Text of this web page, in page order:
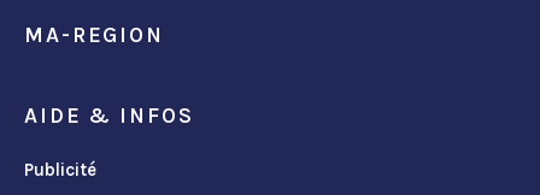
MA-REGION
AIDE & INFOS
Publicité